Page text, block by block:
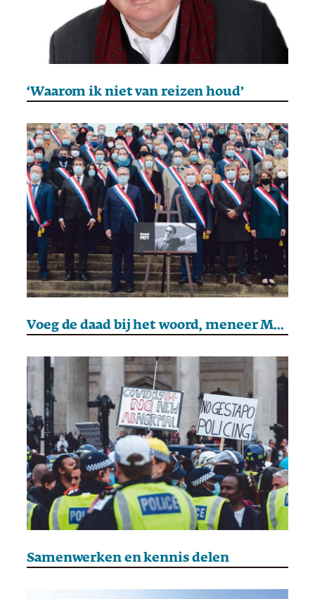
‘Waarom ik niet van reizen houd’
Voeg de daad bij het woord, meneer Macron
Samenwerken en kennis delen